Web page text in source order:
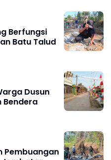
Berfungsi
Batu Talud
Dusun
Bendera
Pembuangan